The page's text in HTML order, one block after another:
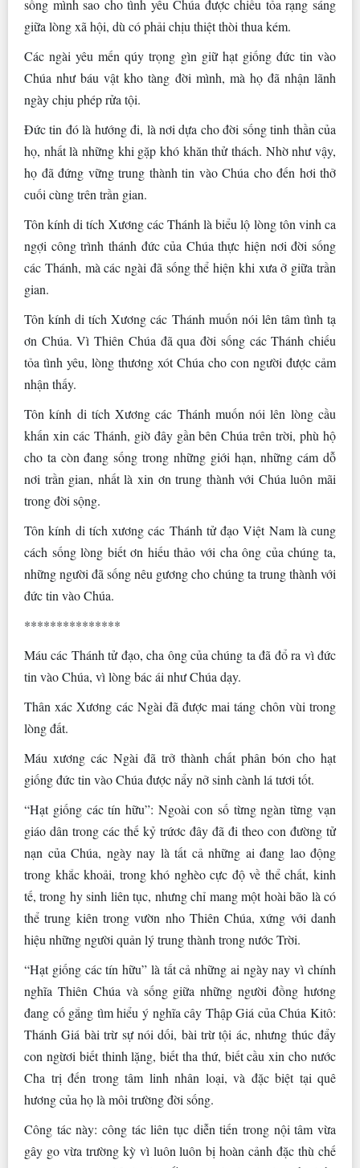
sống mình sao cho tình yêu Chúa được chiếu tỏa rạng sáng
giữa lòng xã hội, dù có phải chịu thiệt thòi thua kém.
Các ngài yêu mến qúy trọng gìn giữ hạt giống đức tin vào
Chúa như báu vật kho tàng đời mình, mà họ đã nhận lãnh
ngày chịu phép rửa tội.
Đức tin đó là hướng đi, là nơi dựa cho đời sống tinh thần của
họ, nhất là những khi gặp khó khăn thử thách. Nhờ như vậy,
họ đã đứng vững trung thành tin vào Chúa cho đến hơi thở
cuối cùng trên trần gian.
Tôn kính di tích Xương các Thánh là biểu lộ lòng tôn vinh ca
ngợi công trình thánh đức của Chúa thực hiện nơi đời sống
các Thánh, mà các ngài đã sống thể hiện khi xưa ở giữa trần
gian.
Tôn kính di tích Xương các Thánh muốn nói lên tâm tình tạ
ơn Chúa. Vì Thiên Chúa đã qua đời sống các Thánh chiếu
tỏa tình yêu, lòng thương xót Chúa cho con người được cảm
nhận thấy.
Tôn kính di tích Xương các Thánh muốn nói lên lòng cầu
khấn xin các Thánh, giờ đây gần bên Chúa trên trời, phù hộ
cho ta còn đang sống trong những giới hạn, những cám dỗ
nơi trần gian, nhất là xin ơn trung thành với Chúa luôn mãi
trong đời sộng.
Tôn kính di tích xương các Thánh tử đạo Việt Nam là cung
cách sống lòng biết ơn hiếu thảo với cha ông của chúng ta,
những người đã sống nêu gương cho chúng ta trung thành với
đức tin vào Chúa.
***************
Máu các Thánh tử đạo, cha ông của chúng ta đã đổ ra vì đức
tin vào Chúa, vì lòng bác ái như Chúa dạy.
Thân xác Xương các Ngài đã được mai táng chôn vùi trong
lòng đất.
Máu xương các Ngài đã trở thành chất phân bón cho hạt
giống đức tin vào Chúa được nẩy nở sinh cành lá tươi tốt.
“Hạt giống các tín hữu”: Ngoài con số từng ngàn từng vạn
giáo dân trong các thế kỷ trứơc đây đã đi theo con đường tử
nạn của Chúa, ngày nay là tất cả những ai đang lao động
trong khắc khoải, trong khó nghèo cực độ về thể chất, kinh
tế, trong hy sinh liên tục, nhưng chỉ mang một hoài bão là có
thể trung kiên trong vườn nho Thiên Chúa, xứng với danh
hiệu những người quản lý trung thành trong nước Trời.
“Hạt giống các tín hữu” là tất cả những ai ngày nay vì chính
nghĩa Thiên Chúa và sống giữa những người đồng hương
đang cố gắng tìm hiểu ý nghĩa cây Thập Giá của Chúa Kitô:
Thánh Giá bài trừ sự nói dối, bài trừ tội ác, nhưng thúc đẩy
con ngừơi biết thinh lặng, biết tha thứ, biết cầu xin cho nước
Cha trị đến trong tâm linh nhân loại, và đặc biệt tại quê
hương của họ là môi trường đời sống.
Công tác này: công tác liên tục diễn tiến trong nội tâm vừa
gây go vừa trường kỳ vì luôn luôn bị hoàn cảnh đặc thù chế